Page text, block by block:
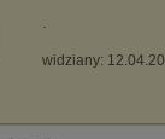
.
widziany: